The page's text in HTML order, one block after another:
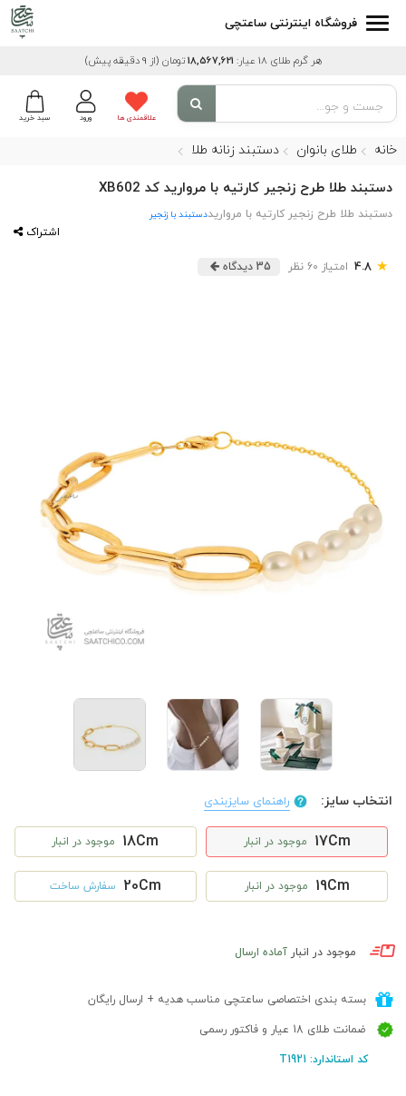
فروشگاه اینترنتی ساعتچی
هر گرم طلای 18 عیار: 18,567,621تومان (از 9 دقیقه پیش)
سبد خرید ورود علاقمندی ها
خانه طلای بانوان دستبند زنانه طلا
دستبند طلا طرح زنجیر کارتیه با مروارید کد XB602
دستبند طلا طرح زنجیر کارتیه با مرواریددستبند با زنجیر
اشتراک
★
4.8 امتیاز 60 نظر 35 دیدگاه
انتخاب سایز: راهنمای سایزبندی
17Cm موجود در انبار 18Cm موجود در انبار
19Cm موجود در انبار 20Cm سفارش ساخت
موجود در انبار آماده ارسال
بسته بندی اختصاصی ساعتچی مناسب هدیه + ارسال رایگان
ضمانت طلای 18 عیار و فاکتور رسمی
کد استاندارد: T1921